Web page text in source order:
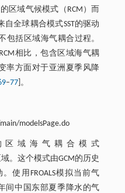
的区域气候模式（RCM）而
全球耦合模式SST的驱动
包括区域海气耦合过程。
相比，包含区域海气耦
率方面对于亚洲夏季风降
–77]。
modelsPage.do
区 域 海 气 耦 合 模 式
域。这个模式由GCM的历史
使用FROALS模拟当前气
间中国东部夏季降水的气